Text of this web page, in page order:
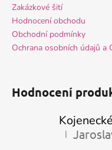
Zakázkové šití
Hodnocení obchodu
Obchodní podmínky
Ochrana osobních údajů a
Hodnocení
Hodnocení
|